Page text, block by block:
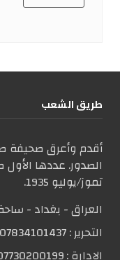
طریق الشعب
أقدم وأعرق صحيفة
تموز/يوليو 1935.
العراق - بغداد -
التحریر :07834101437